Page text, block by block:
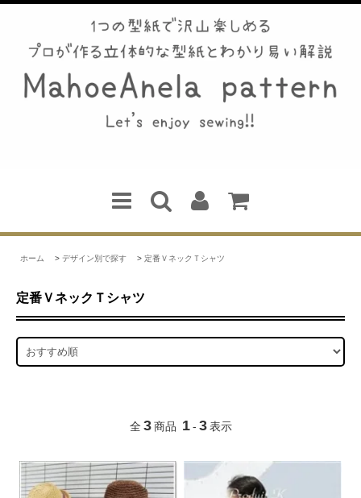
ホーム > デザイン別で探す > 定番ＶネックＴシャツ
定番ＶネックＴシャツ
全 3 商品 1 - 3 表示